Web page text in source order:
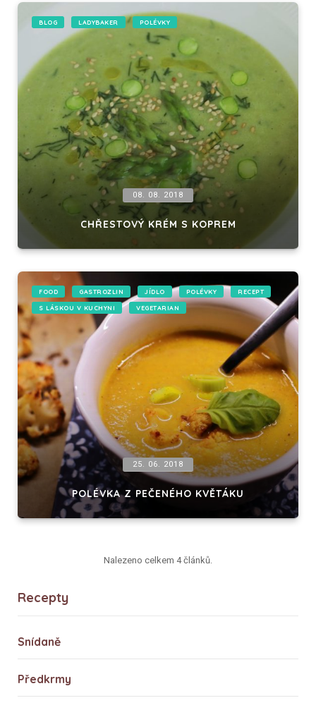
BLOG LADYBAKER POLÉVKY
08. 08. 2018
CHŘESTOVÝ KRÉM S KOPREM
FOOD GASTROZLIN JÍDLO POLÉVKY RECEPT
S LÁSKOU V KUCHYNI VEGETARIAN
25. 06. 2018
POLÉVKA Z PEČENÉHO KVĚTÁKU
Nalezeno celkem 4 článků.
Recepty
Snídaně
Předkrmy